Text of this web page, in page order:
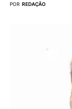
POR REDAÇÃO